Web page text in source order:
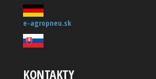
e-agropneu.sk
KONTAKTY